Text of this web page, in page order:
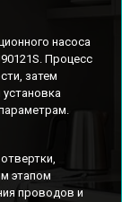
насоса
Процесс
затем
этапом
проводов и